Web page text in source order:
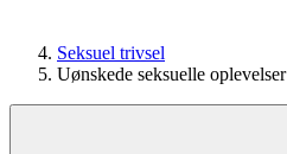
Seksuel trivsel
Uønskede seksuelle oplevelser